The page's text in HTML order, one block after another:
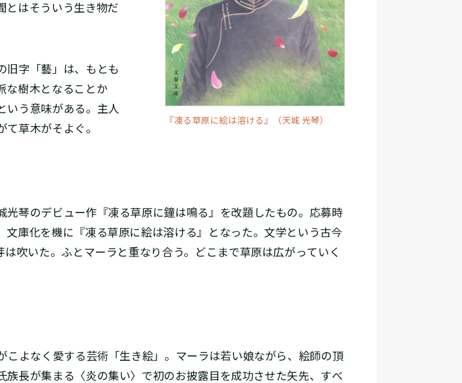
『凍る草原に絵は溶ける』（天城 光琴）
とはそういう生き物だ
旧字「藝」は、もとも
な樹木となることか
いう意味がある。主人
草木がそよぐ。
琴のデビュー作『凍る草原に鐘は鳴る』を改題したもの。応募時
庫化を機に『凍る草原に絵は溶ける』となった。文学という古今
吹いた。ふとマーラと重なり合う。どこまで草原は広がっていく
こよなく愛する芸術「生き絵」。マーラは若い娘ながら、絵師の頂
族長が集まる〈炎の集い〉で初のお披露目を成功させた矢先、すべ